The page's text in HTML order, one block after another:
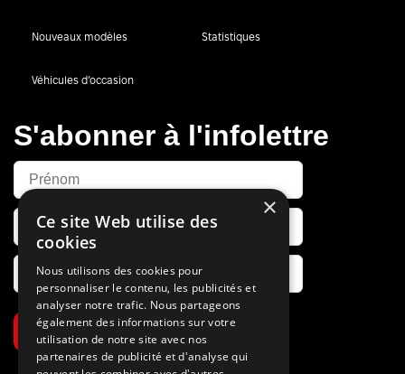
Nouveaux modèles Statistiques
Véhicules d’occasion
S'abonner à l'infolettre
S’abonner
×
Ce site Web utilise des
cookies
Nous utilisons des cookies pour
personnaliser le contenu, les publicités et
analyser notre trafic. Nous partageons
également des informations sur votre
utilisation de notre site avec nos
partenaires de publicité et d'analyse qui